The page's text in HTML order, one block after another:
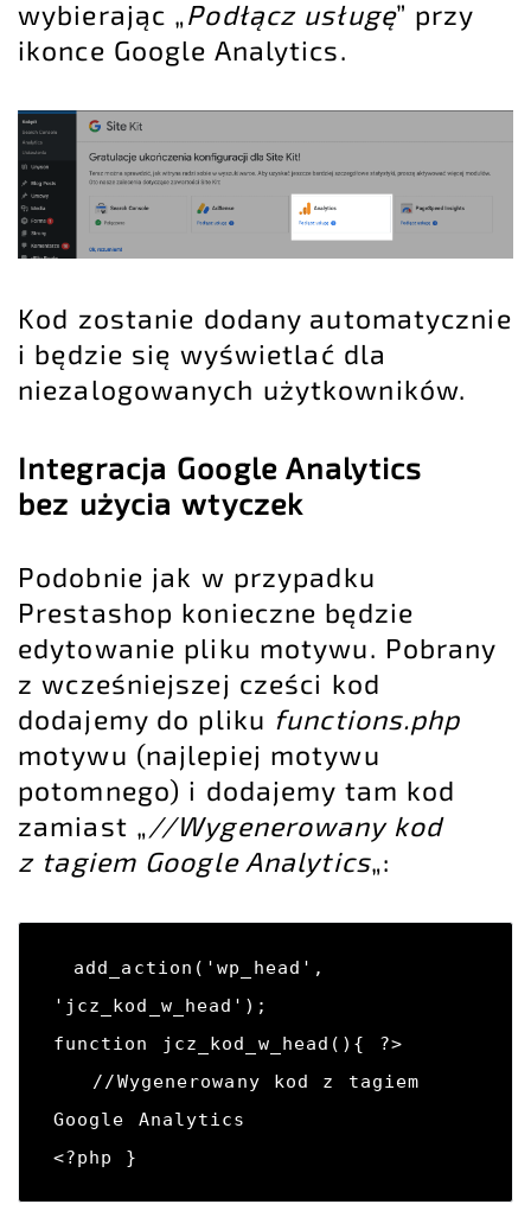
wybierając „Podłącz usługę” przy
ikonce Google Analytics.
Kod zostanie dodany automatycznie
i będzie się wyświetlać dla
niezalogowanych użytkowników.
Integracja Google Analytics
bez użycia wtyczek
Podobnie jak w przypadku
Prestashop konieczne będzie
edytowanie pliku motywu. Pobrany
z wcześniejszej cześci kod
dodajemy do pliku functions.php
motywu (najlepiej motywu
potomnego) i dodajemy tam kod
zamiast „//Wygenerowany kod
z tagiem Google Analytics„:
add_action('wp_head',
'jcz_kod_w_head');
function jcz_kod_w_head(){ ?>
Google Analytics
<?php }